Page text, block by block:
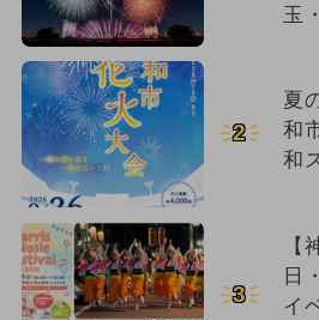
玉
2
夏
和
和
3
【
日
イ